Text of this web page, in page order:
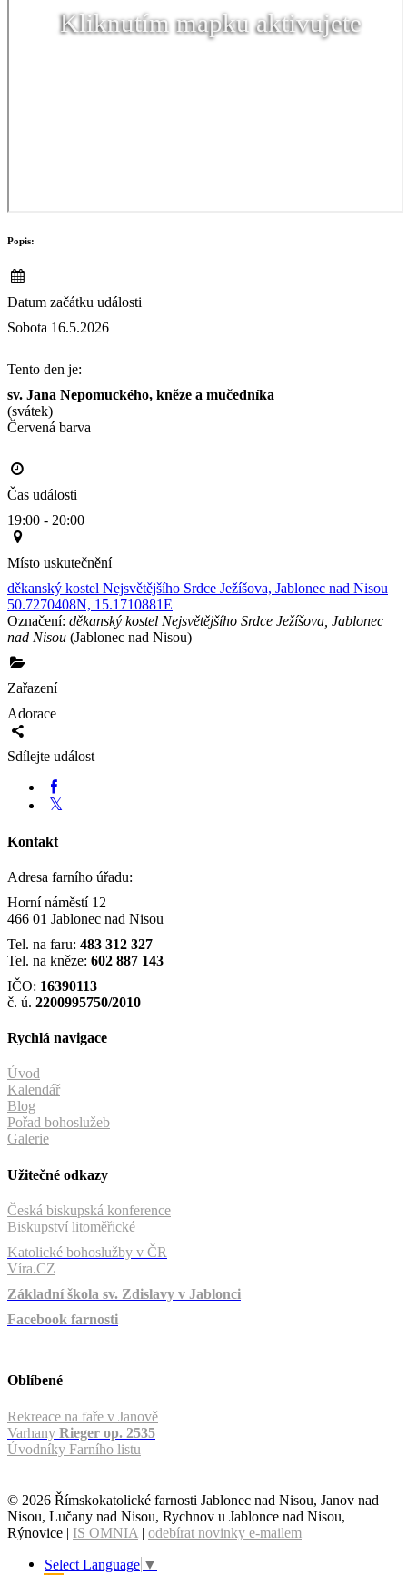
Kliknutím mapku aktivujete
Popis:
Datum začátku události
Sobota 16.5.2026
Tento den je:
sv. Jana Nepomuckého, kněze a mučedníka
(svátek)
Červená barva
Čas události
19:00 - 20:00
Místo uskutečnění
děkanský kostel Nejsvětějšího Srdce Ježíšova, Jablonec nad Nisou
50.7270408N, 15.1710881E
Označení: děkanský kostel Nejsvětějšího Srdce Ježíšova, Jablonec
nad Nisou (Jablonec nad Nisou)
Zařazení
Adorace
Sdílejte událost
Kontakt
Adresa farního úřadu:
Horní náměstí 12
466 01 Jablonec nad Nisou
Tel. na faru: 483 312 327
Tel. na kněze: 602 887 143
IČO: 16390113
č. ú. 2200995750/2010
Rychlá navigace
Úvod
Kalendář
Blog
Pořad bohoslužeb
Galerie
Užitečné odkazy
Česká biskupská konference
Biskupství litoměřické
Katolické bohoslužby v ČR
Víra.CZ
Základní škola sv. Zdislavy v Jablonci
Facebook farnosti
Oblíbené
Rekreace na faře v Janově
Varhany Rieger op. 2535
Úvodníky Farního listu
© 2026 Římskokatolické farnosti Jablonec nad Nisou, Janov nad
Nisou, Lučany nad Nisou, Rychnov u Jablonce nad Nisou,
Rýnovice | IS OMNIA | odebírat novinky e-mailem
Select Language ▼